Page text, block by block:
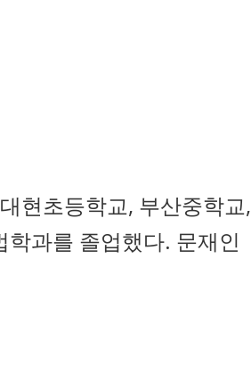
현초등학교, 부산중학교,
과를 졸업했다. 문재인